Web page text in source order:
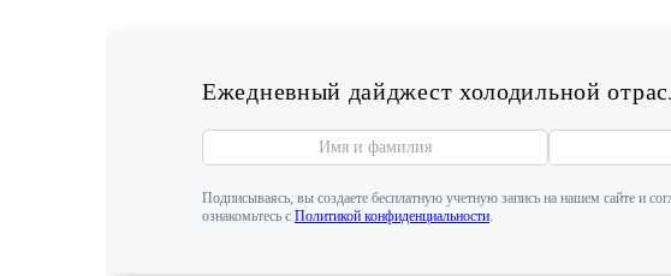
Ежедневный дайджест холодильной
Подписываясь, вы создаете бесплатную учетную запись на нашем сайте и
ознакомьтесь с Политикой конфиденциальности.